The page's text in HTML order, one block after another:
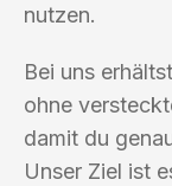
nutzen.
Bei uns
ohne
damit du
Unser Ziel ist